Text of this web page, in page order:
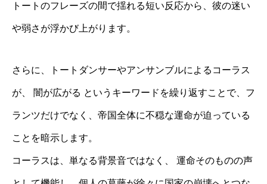
トートのフレーズの間で揺れる短い反応から、彼の迷い
や弱さが浮かび上がります。
さらに、トートダンサーやアンサンブルによるコーラス
が、 闇が広がる というキーワードを繰り返すことで、フ
ランツだけでなく、帝国全体に不穏な運命が迫っている
ことを暗示します。
コーラスは、単なる背景音ではなく、 運命そのものの声